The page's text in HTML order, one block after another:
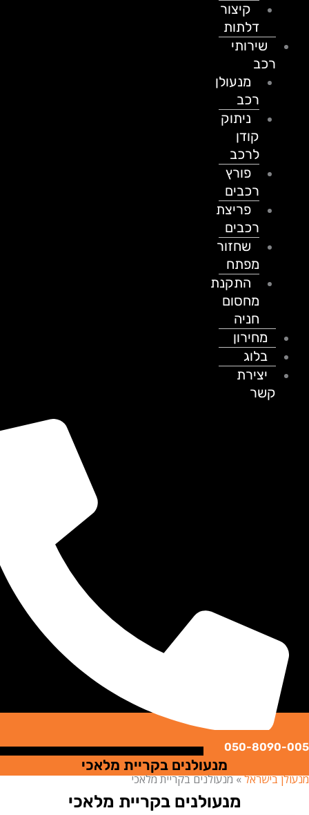
קיצור
דלתות
שירותי
מנעולן
ניתוק
לרכב
פורץ
רכבים
פריצת
רכבים
שחזור
מפתח
התקנת
מחסום
חניה
מחירון
בלוג
יצירת
קשר
050-
מנעולנים בקריית מלאכי
בישראל»מנעולנים בקריית מלאכי
מנעולנים בקריית מלאכי